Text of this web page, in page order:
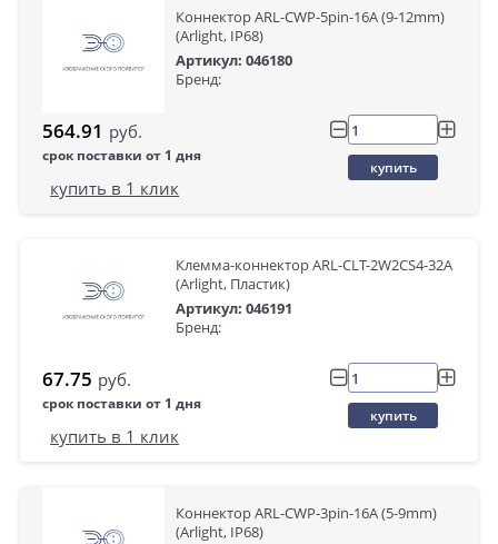
Коннектор ARL-CWP-5pin-16A (9-12mm)
(Arlight, IP68)
Артикул: 046180
Бренд:
564.91 руб.
срок поставки от 1 дня
купить
купить в 1 клик
Клемма-коннектор ARL-CLT-2W2CS4-32A
(Arlight, Пластик)
Артикул: 046191
Бренд:
67.75 руб.
срок поставки от 1 дня
купить
купить в 1 клик
Коннектор ARL-CWP-3pin-16A (5-9mm)
(Arlight, IP68)